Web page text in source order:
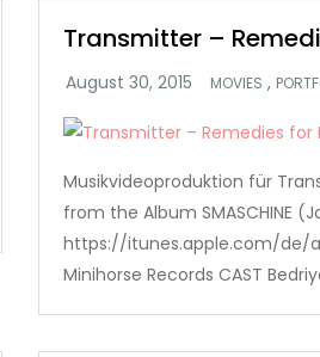
Transmitter –
MOVIES ,
Musikvideoproduktion für
from the Album SMASCHINE
https://itunes.apple.com/de/
Minihorse Records CAST